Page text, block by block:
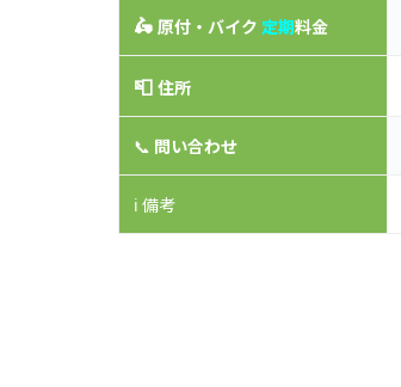
🛵 原付・バイク 定期料金
📮 住所
📞 問い合わせ
ℹ️ 備考